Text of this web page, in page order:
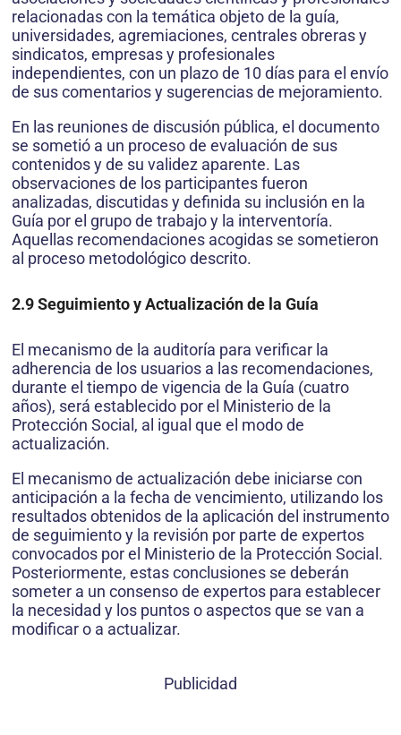
relacionadas con la temática objeto de la guía,
universidades, agremiaciones, centrales obreras y
sindicatos, empresas y profesionales
independientes, con un plazo de 10 días para el envío
de sus comentarios y sugerencias de mejoramiento.
En las reuniones de discusión pública, el documento
se sometió a un proceso de evaluación de sus
contenidos y de su validez aparente. Las
observaciones de los participantes fueron
analizadas, discutidas y definida su inclusión en la
Guía por el grupo de trabajo y la interventoría.
Aquellas recomendaciones acogidas se sometieron
al proceso metodológico descrito.
2.9 Seguimiento y Actualización de la Guía
El mecanismo de la auditoría para verificar la
adherencia de los usuarios a las recomendaciones,
durante el tiempo de vigencia de la Guía (cuatro
años), será establecido por el Ministerio de la
Protección Social, al igual que el modo de
actualización.
El mecanismo de actualización debe iniciarse con
anticipación a la fecha de vencimiento, utilizando los
resultados obtenidos de la aplicación del instrumento
de seguimiento y la revisión por parte de expertos
convocados por el Ministerio de la Protección Social.
Posteriormente, estas conclusiones se deberán
someter a un consenso de expertos para establecer
la necesidad y los puntos o aspectos que se van a
modificar o a actualizar.
Publicidad